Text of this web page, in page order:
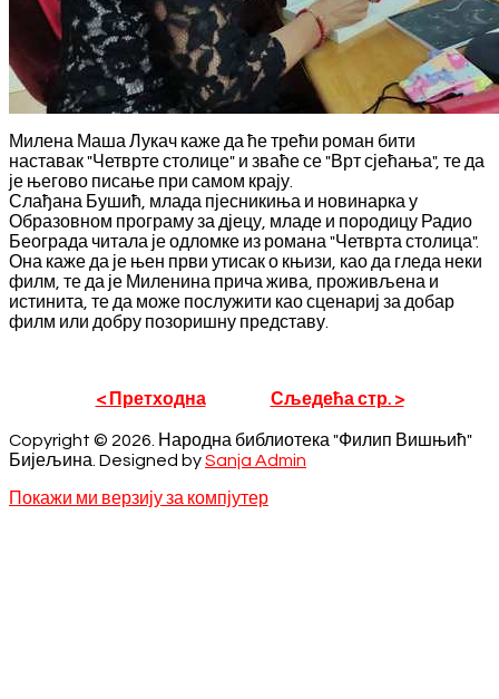
Милена Маша Лукач каже да ће трећи роман бити
наставак "Четврте столице" и зваће се "Врт сјећања", те да
је његово писање при самом крају.
Слађана Бушић, млада пјесникиња и новинарка у
Образовном програму за дјецу, младе и породицу Радио
Београда читала је одломке из романа "Четврта столица".
Она каже да је њен први утисак о књизи, као да гледа неки
филм, те да је Миленина прича жива, проживљена и
истинита, те да може послужити као сценариј за добар
филм или добру позоришну представу.
< Претходна Сљедећа стр. >
Copyright © 2026. Народна библиотека "Филип Вишњић"
Бијељина. Designed bySanja Admin
Покажи ми верзију за компјутер